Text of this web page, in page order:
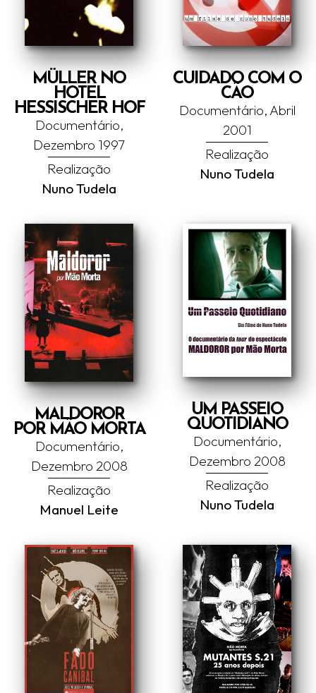
MÜLLER NO
HOTEL
HESSISCHER HOF
Documentário,
Dezembro 1997
Realização
Nuno Tudela
CUIDADO COM O
CÃO
Documentário, Abril
2001
Realização
Nuno Tudela
MALDOROR
POR MÃO MORTA
Documentário,
Dezembro 2008
Realização
Manuel Leite
UM PASSEIO
QUOTIDIANO
Documentário,
Dezembro 2008
Realização
Nuno Tudela